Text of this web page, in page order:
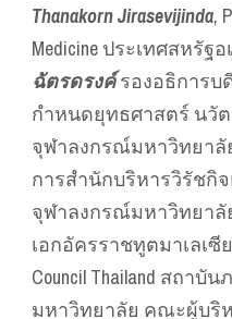
Thanakorn Jirasevijinda,
Medicine ประเทศสหรัฐ
ฉัตรดรงค์รองอธิการบ
กำหนดยุทธศาสตร์ นวั
จุฬาลงกรณ์มหาวิทยาลั
การสำนักบริหารวิรัชกิ
จุฬาลงกรณ์มหาวิทยา
เอกอัครราชทูตมาเลเซี
Council Thailand สถา
มหาวิทยาลัย คณะผู้บริ